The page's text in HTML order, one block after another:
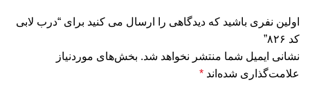
اولین نفری باشید که دیدگاهی را ارسال می کنید برای “درب لابی
کد ۸۲۶”
نشانی ایمیل شما منتشر نخواهد شد. بخش‌های موردنیاز
علامت‌گذاری شده‌اند *